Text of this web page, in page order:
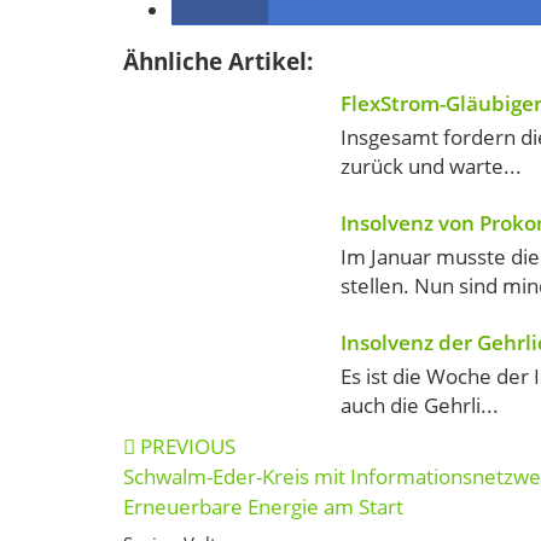
Ähnliche Artikel:
FlexStrom-
Insgesamt fordern
zurück und warte...
Insolvenz von
Im Januar musste
stellen. Nun sind
Insolvenz der
Es ist die Woche
auch die Gehrli...
Post
navigation
PREVIOUS
Schwalm-Eder-Kreis mit
Erneuerbare Energie am Start